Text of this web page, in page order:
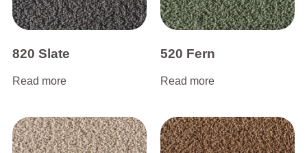
820 Slate
Read more
520 Fern
Read more